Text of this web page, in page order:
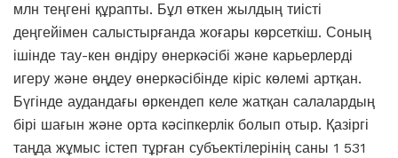
млн теңгені құрапты. Бұл өткен жылдың тиісті
деңгейімен салыстырғанда жоғары көрсеткіш. Соның
ішінде тау-кен өндіру өнеркәсібі және карьерлерді
игеру және өңдеу өнеркәсібінде кіріс көлемі артқан.
Бүгінде аудандағы өркендеп келе жатқан салалардың
бірі шағын және орта кәсіпкерлік болып отыр. Қазіргі
таңда жұмыс істеп тұрған субъектілерінің саны 1 531